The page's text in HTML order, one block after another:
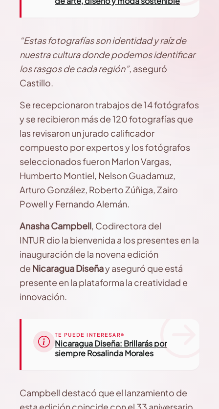
“Estas fotografías son identidad y raíz de
nuestra cultura donde podemos identificar
los rasgos de cada región”, aseguró
Castillo.
Se recepcionaron trabajos de 14 fotógrafos
y se recibieron más de 120 fotografías que
las revisaron un jurado calificador
compuesto por expertos y los fotógrafos
seleccionados fueron Marlon Vargas,
Humberto Montiel, Nelson Guadamuz,
Arturo González, Roberto Zúñiga, Zairo
Powell y Fernando Alemán.
Anasha Campbell, Codirectora del
INTUR dio la bienvenida a los presentes en la
inauguración de la novena edición
de Nicaragua Diseñay aseguró que está
presente en la plataforma la creatividad e
innovación.
TE PUEDE INTERESAR
Nicaragua Diseña: Brillarás por
siempre Rosalinda Morales
Campbell destacó que el lanzamiento de